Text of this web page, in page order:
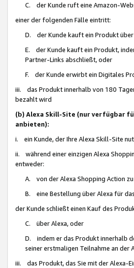
C. der Kunde ruft eine Amazon-
einer der folgenden Fälle eintritt:
D. der Kunde kauft ein Produkt
E. der Kunde kauft ein Produkt,
Partner-Links abschließt, oder
F. der Kunde erwirbt ein Digitales
iii. das Produkt innerhalb von 180
bezahlt wird
(b) Alexa Skill-Site (nur verfügbar
anbieten):
i. ein Kunde, der Ihre Alexa Skill-Site
ii. während einer einzigen Alexa
entweder:
A. von der Alexa Shopping Action
B. eine Bestellung über Alexa für
der Kunde schließt einen Kauf des
C. über Alexa, oder
D. indem er das Produkt innerhalb
seiner erstmaligen Teilnahme an der
iii. das Produkt, das Sie mit der Alexa-